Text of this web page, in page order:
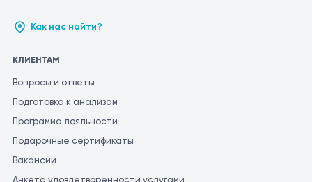
Как нас найти?
КЛИЕНТАМ
Вопросы и ответы
Подготовка к анализам
Программа лояльности
Подарочные сертификаты
Вакансии
Анкета удовлетворенности услугами